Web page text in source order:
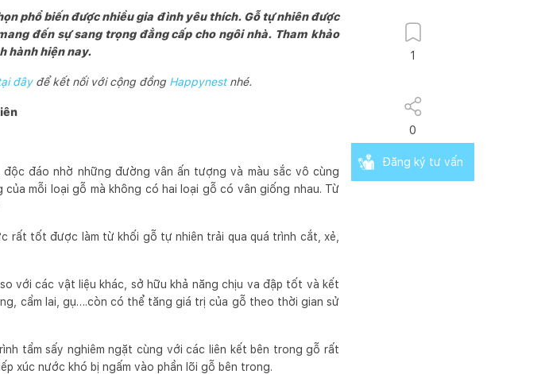
phổ biến được nhiều gia đình yêu thích. Gỗ tự nhiên được
đến sự sang trọng đẳng cấp cho ngôi nhà. Tham khảo
hành hiện nay.
đâyđể kết nối với cộng đồng Happynest nhé.
đáo nhờ những đường vân ấn tượng và màu sắc vô cùng
mỗi loại gỗ mà không có hai loại gỗ có vân giống nhau. Từ
rất tốt được làm từ khối gỗ tự nhiên trải qua quá trình cắt, xẻ,
với các vật liệu khác, sở hữu khả năng chịu va đập tốt và kết
cẩm lai, gụ….còn có thể tăng giá trị của gỗ theo thời gian sử
tẩm sấy nghiêm ngặt cùng với các liên kết bên trong gỗ rất
xúc nước khó bị ngấm vào phần lõi gỗ bên trong.
1
0
Đăng ký tư vấn